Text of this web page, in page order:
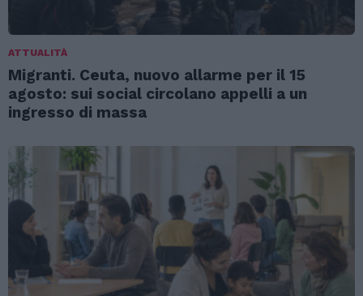
ATTUALITÀ
Migranti. Ceuta, nuovo allarme per il 15
agosto: sui social circolano appelli a un
ingresso di massa